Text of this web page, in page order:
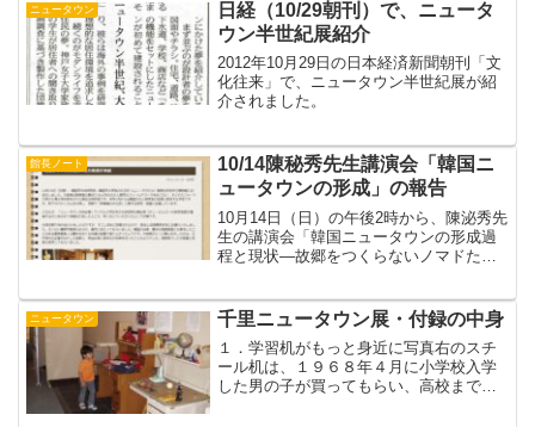
の格闘の歴史を語っ...
ニュータウン
日経（10/29朝刊）で、ニュータ
ウン半世紀展紹介
2012年10月29日の日本経済新聞朝刊「文
化往来」で、ニュータウン半世紀展が紹
介されました。
館長ノート
10/14陳秘秀先生講演会「韓国ニ
ュータウンの形成」の報告
10月14日（日）の午後2時から、陳泌秀先
生の講演会「韓国ニュータウンの形成過
程と現状―故郷をつくらないノマドたち
いはく公式HPの館長ページ「韓国学中央
研究院...
ニュータウン 千里ニュータウン展・付録の中身
１．学習机がもっと身近に写真右のスチ
ール机は、１９６８年４月に小学校入学
した男の子が買ってもらい、高校まで使